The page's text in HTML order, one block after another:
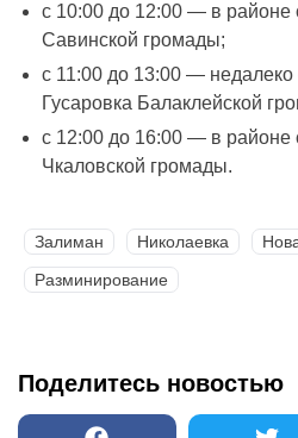
с 10:00 до 12:00 — в районе
Савинской громады;
с 11:00 до 13:00 — недалеко
Гусаровка Балаклейской
с 12:00 до 16:00 — в районе
Чкаловской громады.
Залиман Николаевка
Разминирование
Поделитесь новостью